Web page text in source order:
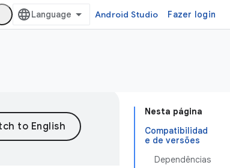
Android Studio Fazer login
Nesta página
Compatibilidad
e de versões
Dependências